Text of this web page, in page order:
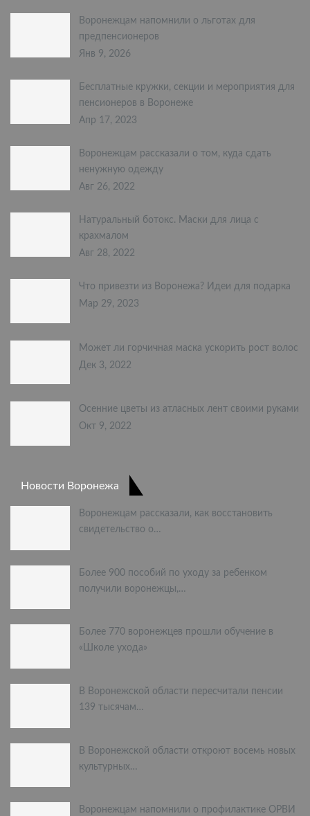
Воронежцам напомнили о льготах для
предпенсионеров
Янв 9, 2026
Бесплатные кружки, секции и мероприятия для
пенсионеров в Воронеже
Апр 17, 2023
Воронежцам рассказали о том, куда сдать
ненужную одежду
Авг 26, 2022
Натуральный ботокс. Маски для лица с
крахмалом
Авг 28, 2022
Что привезти из Воронежа? Идеи для подарка
Мар 29, 2023
Может ли горчичная маска ускорить рост волос
Дек 3, 2022
Осенние цветы из атласных лент своими руками
Окт 9, 2022
Новости Воронежа
Воронежцам рассказали, как восстановить
свидетельство о…
Более 900 пособий по уходу за ребенком
получили воронежцы,…
Более 770 воронежцев прошли обучение в
«Школе ухода»
В Воронежской области пересчитали пенсии
139 тысячам…
В Воронежской области откроют восемь новых
культурных…
Воронежцам напомнили о профилактике ОРВИ